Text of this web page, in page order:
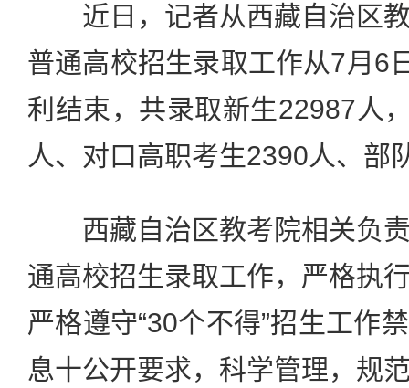
近日，记者从西藏自治区教
普通高校招生录取工作从7月6
利结束，共录取新生22987人
人、对口高职考生2390人、部
西藏自治区教考院相关负责
通高校招生录取工作，严格执
严格遵守“30个不得”招生工作
息十公开要求，科学管理，规